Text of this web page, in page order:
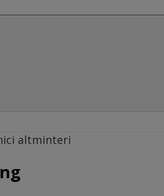
ȘI OPINII
altminteri